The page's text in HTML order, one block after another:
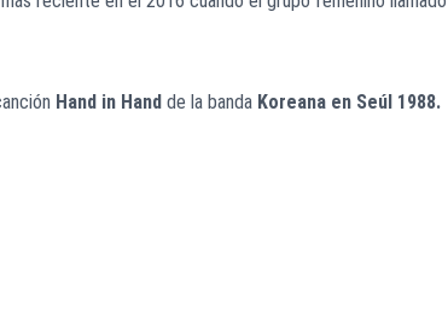
Hand in Hand de la banda Koreana en Seúl 1988.